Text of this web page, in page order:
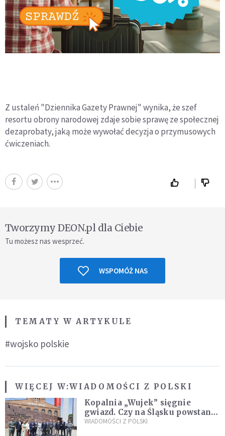
Z ustaleń "Dziennika Gazety Prawnej" wynika, że szef
resortu obrony narodowej zdaje sobie sprawę ze społecznej
dezaprobaty, jaką może wywołać decyzja o przymusowych
ćwiczeniach.
Tworzymy DEON.pl dla Ciebie
Tu możesz nas wesprzeć.
WSPOMÓŻ NAS
TEMATY W ARTYKULE
#wojsko polskie
WIĘCEJ W:WIADOMOŚCI Z POLSKI
Kopalnia „Wujek” sięgnie
gwiazd. Czy na Śląsku powstanie
„Dolina Krzemowa”?
WIADOMOŚCI Z POLSKI